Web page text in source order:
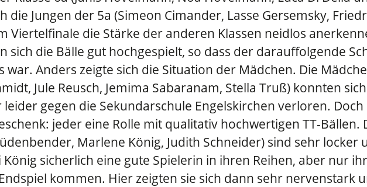
die Jungen der 5a (Simeon Cimander, Lasse Gersemsky,
Viertelfinale die Stärke der anderen Klassen neidlos
sich die Bälle gut hochgespielt, so dass der darauffolgende
Anders zeigte sich die Situation der Mädchen. Die
Jule Reusch, Jemima Sabaranam, Stella Truß) konnten
gegen die Sekundarschule Engelskirchen verloren. Doch
jeder eine Rolle mit qualitativ hochwertigen TT-Bällen.
Marlene König, Judith Schneider) sind sehr locker
sicherlich eine gute Spielerin in ihren Reihen, aber nur
kommen. Hier zeigten sie sich dann sehr nervenstark